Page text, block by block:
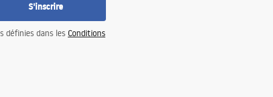
S'inscrire
définies dans les Conditions